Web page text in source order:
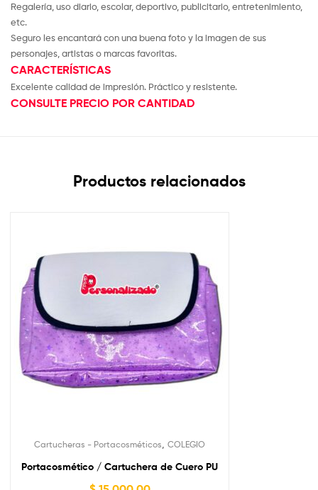
Regalería, uso diario, escolar, deportivo, publicitario, entretenimiento,
etc.
Seguro les encantará con una buena foto y la imagen de sus
personajes, artistas o marcas favoritas.
CARACTERÍSTICAS
Excelente calidad de impresión. Práctico y resistente.
CONSULTE PRECIO POR CANTIDAD
Productos relacionados
Cartucheras - Portacosméticos COLEGIO
Portacosmético / Cartuchera de Cuero PU